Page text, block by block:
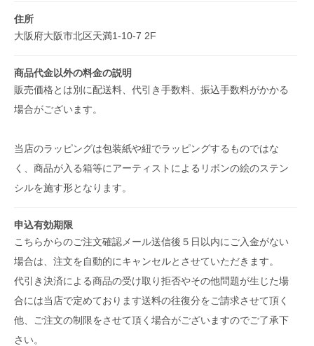
住所
大阪府大阪市北区天満1-10-7 2F
商品代金以外の料金の説明
販売価格とは別に配送料、代引き手数料、振込手数料がかかる
場合がございます。
当店のラッピングは包装紙や紐でラッピングするものではな
く、商品が入る箱等にアーティストによるリボンの絵のステン
シルを施す形となります。
申込有効期限
こちらからのご注文確認メール送信後５日以内にご入金がない
場合は、注文を自動的にキャンセルとさせていただきます。
代引き決済による商品の受け取り拒否やその他問題が生じた場
合には当店で定めております送料の往復分をご請求させて頂く
他、ご注文の制限をさせて頂く場合がございますのでご了承下
さい。